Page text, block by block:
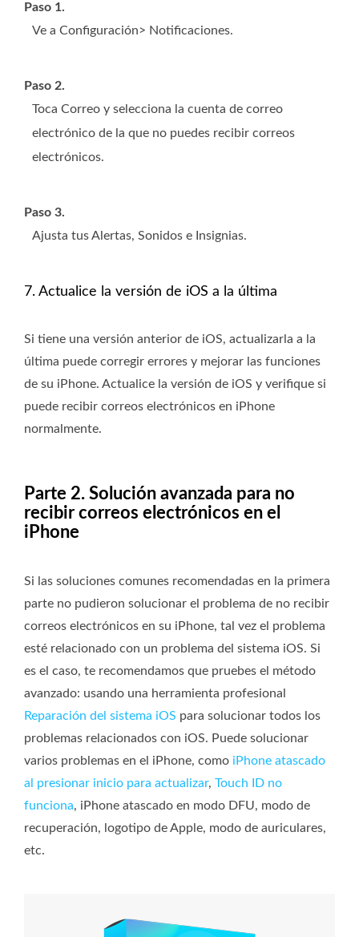
Paso 1.
Ve a Configuración> Notificaciones.
Paso 2.
Toca Correo y selecciona la cuenta de correo
electrónico de la que no puedes recibir correos
electrónicos.
Paso 3.
Ajusta tus Alertas, Sonidos e Insignias.
7. Actualice la versión de iOS a la última
Si tiene una versión anterior de iOS, actualizarla a la
última puede corregir errores y mejorar las funciones
de su iPhone. Actualice la versión de iOS y verifique si
puede recibir correos electrónicos en iPhone
normalmente.
Parte 2. Solución avanzada para no
recibir correos electrónicos en el
iPhone
Si las soluciones comunes recomendadas en la primera
parte no pudieron solucionar el problema de no recibir
correos electrónicos en su iPhone, tal vez el problema
esté relacionado con un problema del sistema iOS. Si
es el caso, te recomendamos que pruebes el método
avanzado: usando una herramienta profesional
Reparación del sistema iOS para solucionar todos los
problemas relacionados con iOS. Puede solucionar
varios problemas en el iPhone, como iPhone atascado
al presionar inicio para actualizar, Touch ID no
funciona, iPhone atascado en modo DFU, modo de
recuperación, logotipo de Apple, modo de auriculares,
etc.